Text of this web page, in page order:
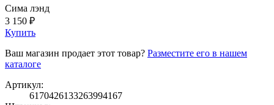
Сима лэнд
3 150 ₽
Купить
Ваш магазин продает этот товар? Разместите его в нашем
каталоге
Артикул:
6170426133263994167